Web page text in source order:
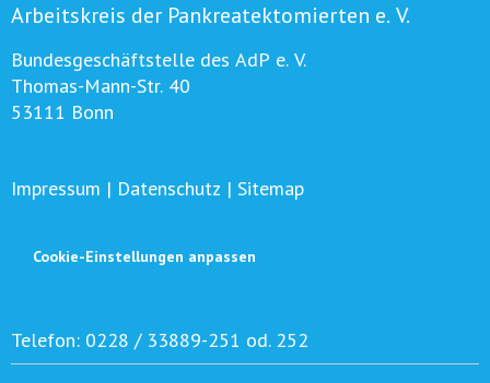
Arbeitskreis der Pankreatektomierten e. V.
Bundesgeschäftstelle des AdP e. V.
Thomas-Mann-Str. 40
53111 Bonn
Impressum | Datenschutz | Sitemap
Cookie-Einstellungen anpassen
Telefon: 0228 / 33889-251 od. 252